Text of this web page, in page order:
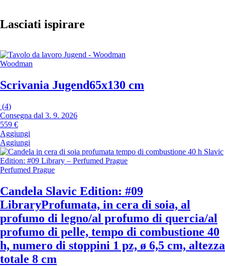
Lasciati ispirare
Woodman
Scrivania Jugend65x130 cm
(4)
Consegna dal 3. 9. 2026
559 €
Aggiungi
Aggiungi
Perfumed Prague
Candela Slavic Edition: #09
LibraryProfumata, in cera di soia, al
profumo di legno/al profumo di quercia/al
profumo di pelle, tempo di combustione 40
h, numero di stoppini 1 pz, ø 6,5 cm, altezza
totale 8 cm